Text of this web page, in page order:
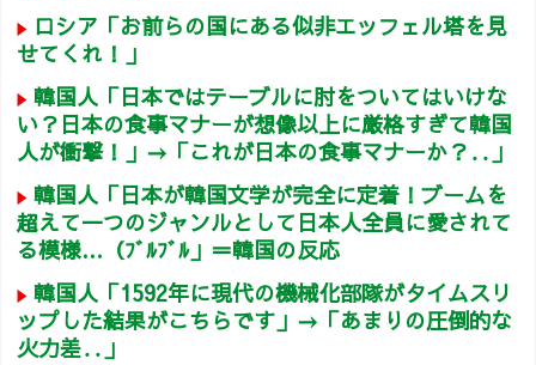
ロシア「お前らの国にある似非エッフェル塔を見
せてくれ！」
韓国人「日本ではテーブルに肘をついてはいけな
い？日本の食事マナーが想像以上に厳格すぎて韓国
人が衝撃！」→「これが日本の食事マナーか？‥」
韓国人「日本が韓国文学が完全に定着！ブームを
超えて一つのジャンルとして日本人全員に愛されて
る模様…（ﾌﾞﾙﾌﾞﾙ」＝韓国の反応
韓国人「1592年に現代の機械化部隊がタイムスリ
ップした結果がこちらです」→「あまりの圧倒的な
火力差‥」